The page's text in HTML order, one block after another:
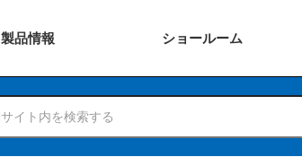
製品情報 ショールーム